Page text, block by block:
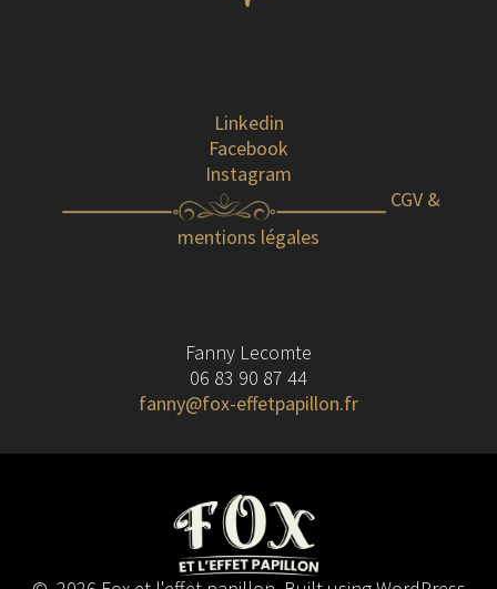
Linkedin
Facebook
Instagram
CGV &
mentions légales
Fanny Lecomte
06 83 90 87 44
fanny@fox-effetpapillon.fr